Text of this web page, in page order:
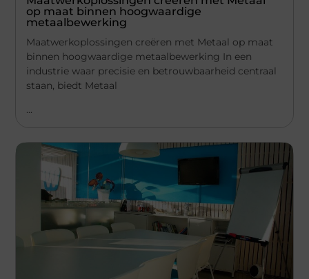
op maat binnen hoogwaardige
metaalbewerking
Maatwerkoplossingen creëren met Metaal op maat
binnen hoogwaardige metaalbewerking In een
industrie waar precisie en betrouwbaarheid centraal
staan, biedt Metaal
...